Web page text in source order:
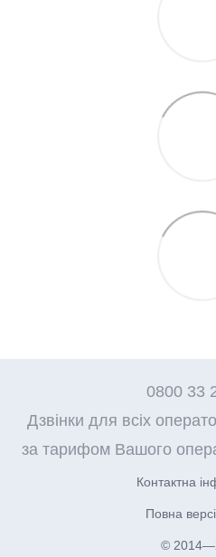
0800 33
Дзвінки для всіх
за тарифом Вашого
Контактна
Повна
©